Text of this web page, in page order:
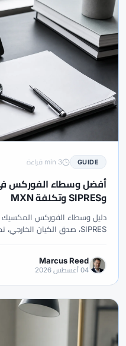
#مقارنة بروكرات
#مكافأة #مكافأة XM
#منصات #منصات التداول
#ميتاتريدر 5 #نسخ التداول
#نقاط XM
#هولندا #هيئة
#وسطاء ECN #وسطاء فوركس
#يومية التداول
GUIDE 3 min قراءة
وSIPRES وتكلفة MXN
Marcus Reed
04 أغسطس 2026